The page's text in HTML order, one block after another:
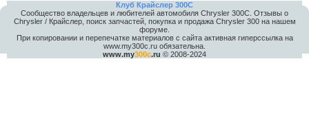
Клуб Крайслер 300C
Сообщество владельцев и любителей автомобиля Chrysler 300С. Отзывы о
Chrysler / Крайслер, поиск запчастей, покупка и продажа Chrysler 300 на нашем
форуме.
При копировании и перепечатке материалов с сайта активная гиперссылка на
www.my300c.ru обязательна.
www.my300c.ru © 2008-2024